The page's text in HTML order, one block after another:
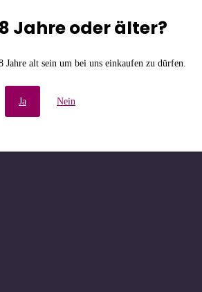
Jahre oder älter?
Jahre alt sein um bei uns einkaufen zu dürfen.
Ja Nein
wieder vorbei!